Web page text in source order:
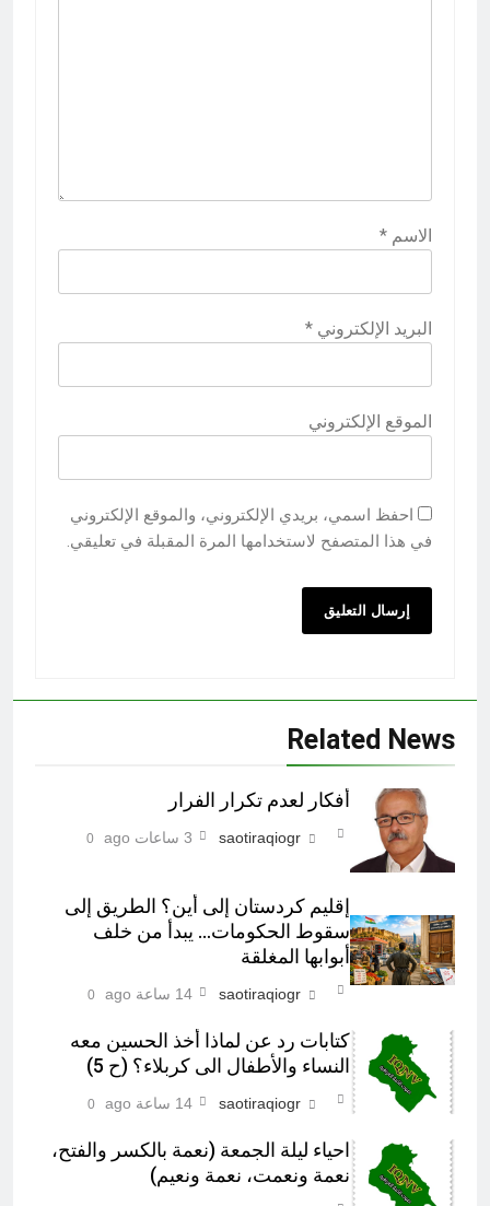
الاسم *
البريد الإلكتروني *
الموقع الإلكتروني
احفظ اسمي، بريدي الإلكتروني، والموقع الإلكتروني
في هذا المتصفح لاستخدامها المرة المقبلة في تعليقي.
Related News
أفكار لعدم تكرار الفرار
saotiraqiogr 3 ساعات ago 0
إقليم كردستان إلى أين؟ الطريق إلى
سقوط الحكومات… يبدأ من خلف
أبوابها المغلقة
saotiraqiogr 14 ساعة ago 0
كتابات رد عن لماذا أخذ الحسين معه
النساء والأطفال الى كربلاء؟ (ح 5)
saotiraqiogr 14 ساعة ago 0
احياء ليلة الجمعة (نعمة بالكسر والفتح،
نعمة ونعمت، نعمة ونعيم)